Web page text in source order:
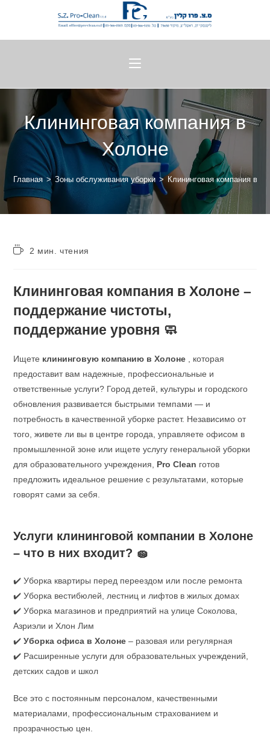
Клининговая компания в
Холоне
Главная > Зоны обслуживания уборки > Клининговая компания в
2 мин. чтения
Клининговая компания в Холоне –
поддержание чистоты,
поддержание уровня 🧼
Ищете клининговую компанию в Холоне , которая
предоставит вам надежные, профессиональные и
ответственные услуги? Город детей, культуры и городского
обновления развивается быстрыми темпами — и
потребность в качественной уборке растет. Независимо от
того, живете ли вы в центре города, управляете офисом в
промышленной зоне или ищете услугу генеральной уборки
для образовательного учреждения, Pro Clean готов
предложить идеальное решение с результатами, которые
говорят сами за себя.
Услуги клининговой компании в Холоне
– что в них входит? 🧽
✔️ Уборка квартиры перед переездом или после ремонта
✔️ Уборка вестибюлей, лестниц и лифтов в жилых домах
✔️ Уборка магазинов и предприятий на улице Соколова,
Азриэли и Хлон Лим
✔️Уборка офиса в Холоне – разовая или регулярная
✔️ Расширенные услуги для образовательных учреждений,
детских садов и школ
Все это с постоянным персоналом, качественными
материалами, профессиональным страхованием и
прозрачностью цен.